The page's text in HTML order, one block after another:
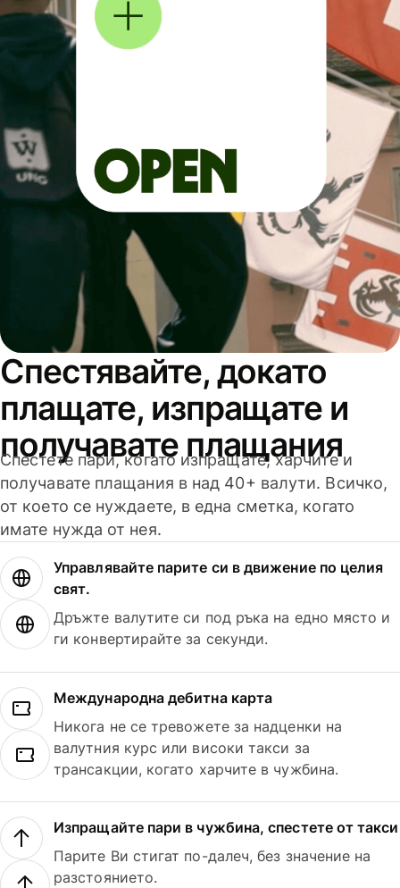
Спестявайте, докато
плащате, изпращате и
получавате плащания
Спестете пари, когато изпращате, харчите и
получавате плащания в над 40+ валути. Всичко,
от което се нуждаете, в една сметка, когато
имате нужда от нея.
Управлявайте парите си в движение по целия
свят.
Дръжте валутите си под ръка на едно място и
ги конвертирайте за секунди.
Международна дебитна карта
Никога не се тревожете за надценки на
валутния курс или високи такси за
трансакции, когато харчите в чужбина.
Изпращайте пари в чужбина, спестете от такси
Парите Ви стигат по-далеч, без значение на
разстоянието.